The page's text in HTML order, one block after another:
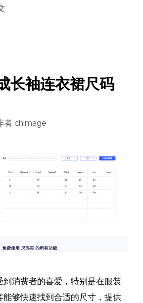
长袖连衣裙尺码
者 chimage
到消费者的喜爱，特别是在服装
能够快速找到合适的尺寸，提供